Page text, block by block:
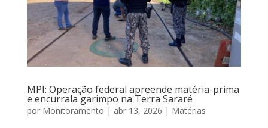
MPI: Operação federal apreende matéria-prima
e encurrala garimpo na Terra Sararé
por Monitoramento | abr 13, 2026 | Matérias